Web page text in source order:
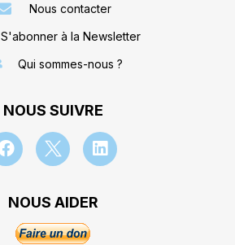
Nous contacter
S'abonner à la Newsletter
Qui sommes-nous ?
NOUS SUIVRE
NOUS AIDER